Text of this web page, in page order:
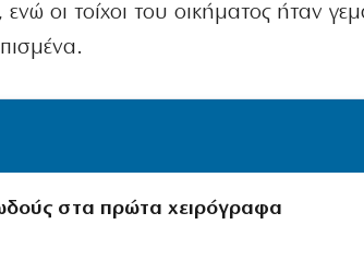
οι τοίχοι του οικήματος ήταν
στα πρώτα χειρόγραφα